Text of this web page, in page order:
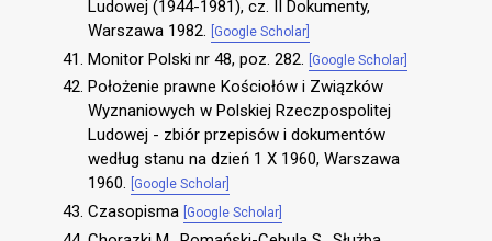
Ludowej (1944-1981), cz. II Dokumenty,
Warszawa 1982.
[Google Scholar]
Monitor Polski nr 48, poz. 282. [Google Scholar]
Położenie prawne Kościołów i Związków
Wyznaniowych w Polskiej Rzeczpospolitej
Ludowej - zbiór przepisów i dokumentów
według stanu na dzień 1 X 1960, Warszawa
1960.
[Google Scholar]
Czasopisma [Google Scholar]